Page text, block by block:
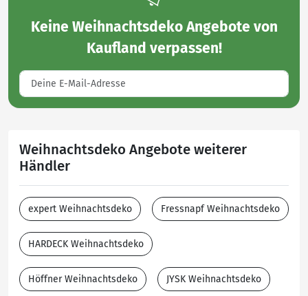
Keine Weihnachtsdeko Angebote von
Kaufland verpassen!
Weihnachtsdeko Angebote weiterer
Händler
expert Weihnachtsdeko Fressnapf Weihnachtsdeko
HARDECK Weihnachtsdeko
Höffner Weihnachtsdeko JYSK Weihnachtsdeko